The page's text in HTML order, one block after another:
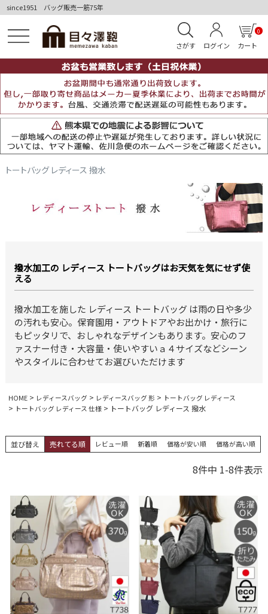
since1951 バッグ販売一筋75年
さがす ログイン カート
0
トートバッグ レディース 撥水
撥水加工の レディース トートバッグはお天気を気にせず使
える
撥水加工を施した レディース トートバッグ は雨の日や多少
の汚れも安心。保育園用・アウトドアやお出かけ・旅行に
もピッタリで、おしゃれなデザインもあります。安心のフ
ァスナー付き・大容量・使いやすいａ４サイズなどシーン
やスタイルに合わせてお選びいただけます
HOME レディースバッグ レディースバッグ 形
トートバッグ レディース
トートバッグ レディース 仕様
トートバッグ レディース 撥水
並び替え 売れてる順 レビュー順 新着順 価格が安い順 価格が高い順
8件中 1-8件表示